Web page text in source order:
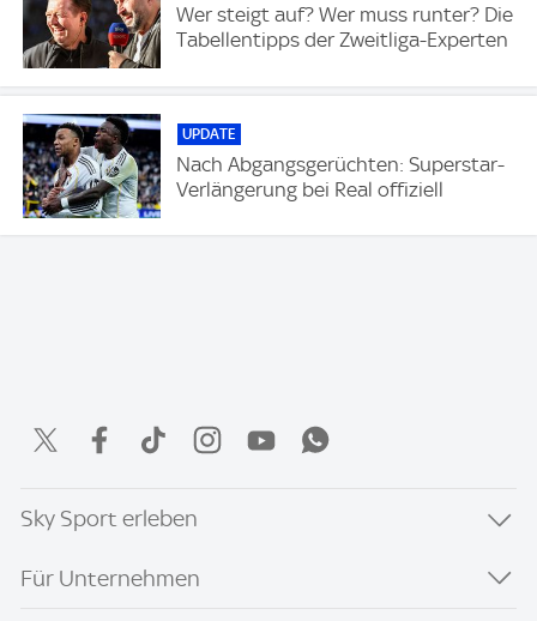
Wer steigt auf? Wer muss runter? Die
Tabellentipps der Zweitliga-Experten
UPDATE
Nach Abgangsgerüchten: Superstar-
Verlängerung bei Real offiziell
Sky Sport erleben
Für Unternehmen